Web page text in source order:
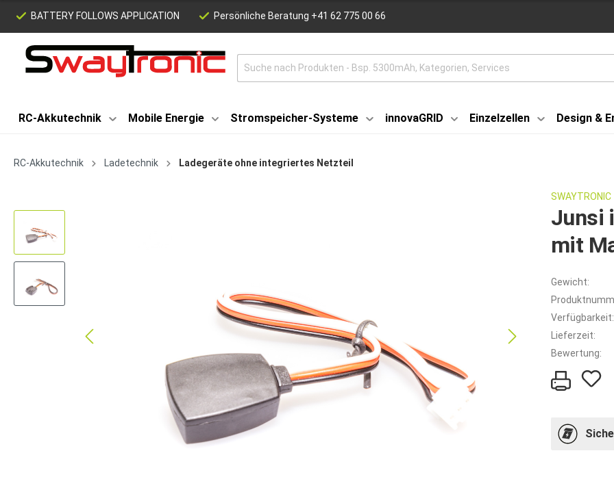
BATTERY FOLLOWS APPLICATION Persönliche Beratung +41 62 775 00 66
RC-Akkutechnik Mobile Energie Stromspeicher-Systeme innovaGRID Einzelzellen Design &
RC-Akkutechnik Ladetechnik Ladegeräte ohne integriertes Netzteil
SWAYTRONIC
Junsi
mit
Gewicht:
Verfügbarkeit:
Lieferzeit:
Bewertung: